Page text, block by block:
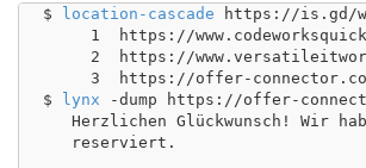
$ location-cascade https://is.gd/
     1	https://www.codeworksquick.com/3Z9LQRN/21KCPQ33/
     2	https://www.versatileitwork.com/4K2NP6K/21K4RBD2/?sub1=1835&sub2=8ebbcb3325474506b3afe129ef58bc5c
     3	https://offer-connector.com/omrnbpm/?encoded_value=2XTWHL1&sub1=1835&sub2=8ebbcb3325474506b3afe129ef58bc5c
$
lynx -dump https://offer-
Herzlichen Glückwunsch! Wir
   reserviert.